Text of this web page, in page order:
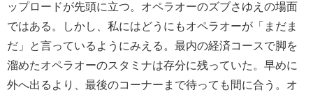
ップロードが先頭に立つ。オペラオーのズブさゆえの場面
ではある。しかし、私にはどうにもオペラオーが「まだま
だ」と言っているようにみえる。最内の経済コースで脚を
溜めたオペラオーのスタミナは存分に残っていた。早めに
外へ出るより、最後のコーナーまで待っても間に合う。オ